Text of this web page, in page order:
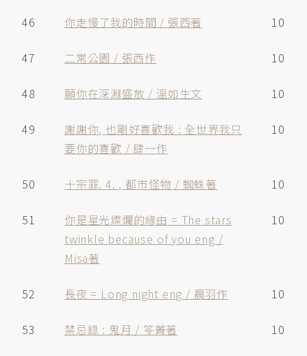
46 你走慢了我的時間 / 張西著 10
47 二常公園 / 張西作 10
48 願你在深淵盛放 / 溫如生文 10
49
謝謝你, 也剛好喜歡我 : 全世界我只
要你的喜歡 / 肆一作
10
50 十宗罪. 4. , 都市怪物 / 蜘蛛著 10
51
你是星光燦爛的緣由 = The stars
twinkle because of you eng /
Misa著
10
52 長夜 = Long night eng / 晨羽作 10
53 禁忌錄 : 鬼月 / 笭菁著 10